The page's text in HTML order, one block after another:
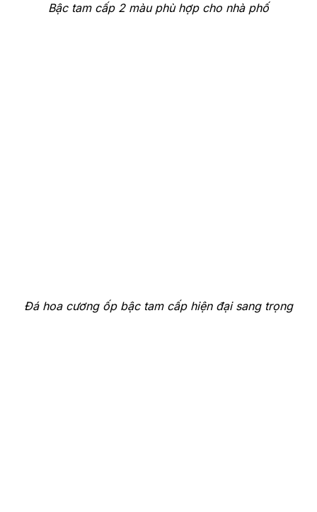
Bậc tam cấp 2 màu phù hợp cho nhà phố
Đá hoa cương ốp bậc tam cấp hiện đại sang trọng